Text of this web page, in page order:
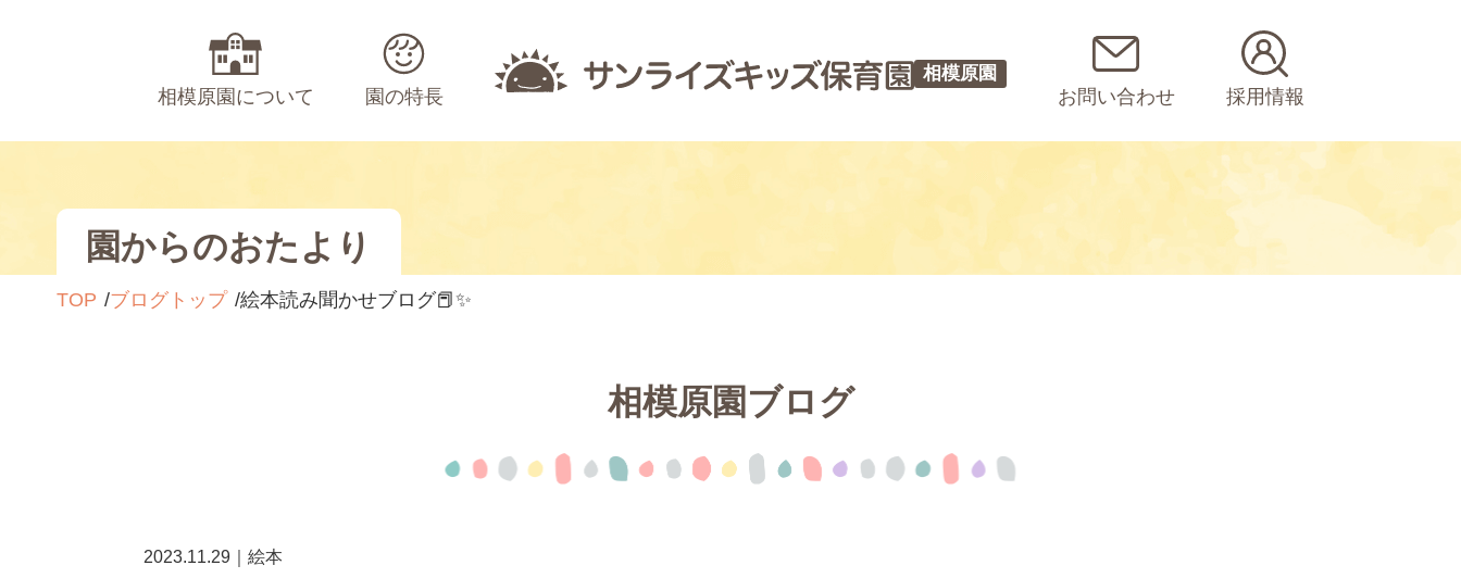
相模原園について 園の特長
相模原園
お問い合わせ 採用情報
園からのおたより
TOP ブログトップ 絵本読み聞かせブログ📕✨
相模原園ブログ
2023.11.29｜絵本